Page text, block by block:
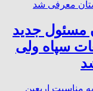
مسئول جدید
سپاه ولی